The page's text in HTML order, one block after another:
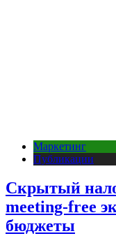
Маркетинг
Публикации
Скрытый
meeting-free
бюджеты